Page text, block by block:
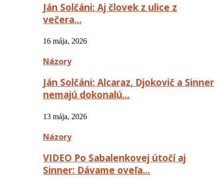
Ján Solčáni: Aj človek z ulice z
večera…
16 mája, 2026
Názory
Ján Solčáni: Alcaraz, Djokovič a Sinner
nemajú dokonalú…
13 mája, 2026
Názory
VIDEO Po Sabalenkovej útočí aj
Sinner: Dávame oveľa…